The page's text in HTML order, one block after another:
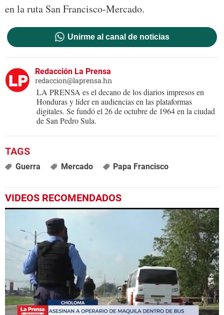
en la ruta San Francisco-Mercado.
Unirme al canal de noticias
Redacción La Prensa
redaccion@laprensa.hn
LA PRENSA es el decano de los diarios impresos en
Honduras y líder en audiencias en las plataformas
digitales. Se fundó el 26 de octubre de 1964 en la ciudad
de San Pedro Sula.
Guerra Mercado Papa Francisco
VIDEOS RECOMENDADOS